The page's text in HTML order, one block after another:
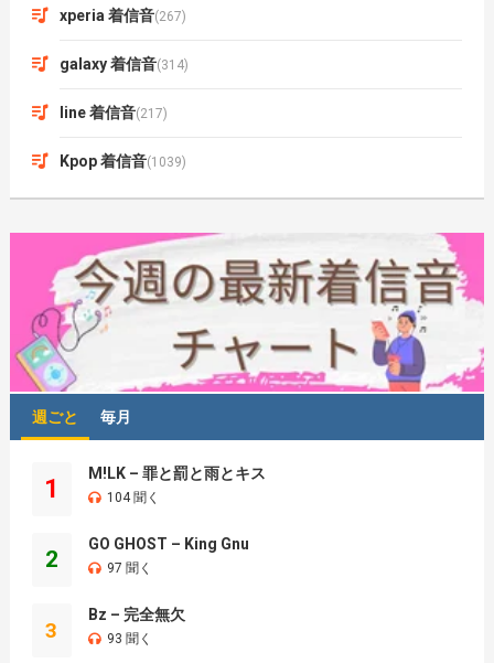
xperia 着信音(267)
galaxy 着信音(314)
line 着信音(217)
Kpop 着信音(1039)
週ごと 毎月
1
M!LK – 罪と罰と雨とキス
104 聞く
2
GO GHOST – King Gnu
97 聞く
3
Bz – 完全無欠
93 聞く